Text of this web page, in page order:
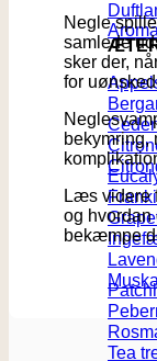
Tea
Negle
samlede
sker der,
for
bekymring,
Læs videre
og
bekæmpe